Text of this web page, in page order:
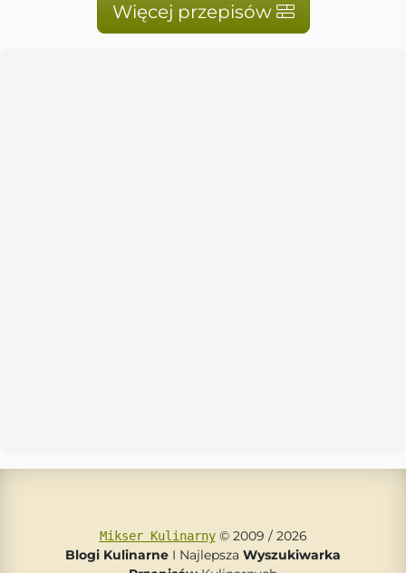
Więcej przepisów
Mikser Kulinarny© 2009 / 2026
Blogi Kulinarne I Najlepsza Wyszukiwarka